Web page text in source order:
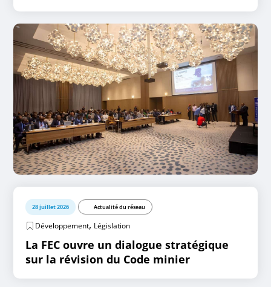
28 juillet 2026 Actualité du réseau
Développement, Législation
La FEC ouvre un dialogue stratégique
sur la révision du Code minier